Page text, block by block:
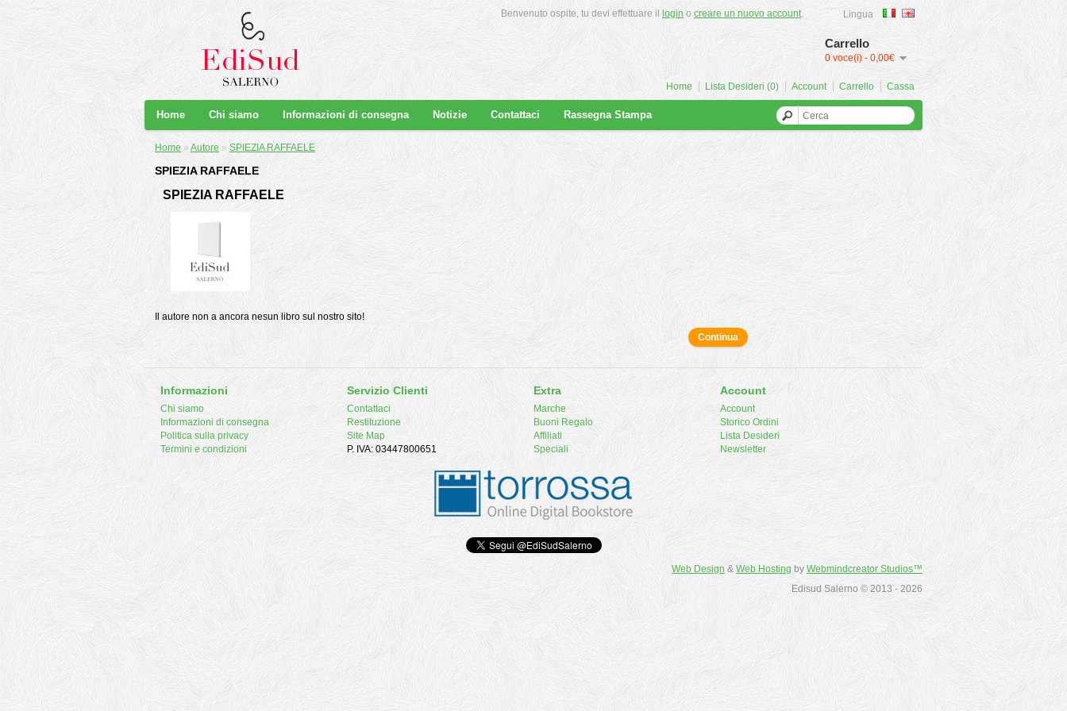
Lingua
Carrello
0 voce(i) - 0,00€
Benvenuto ospite, tu devi effettuare il login o creare un nuovo account.
Home Lista Desideri (0) Account Carrello Cassa
Home Chi siamo Informazioni di consegna Notizie Contattaci Rassegna Stampa
Home » Autore » SPIEZIA RAFFAELE
SPIEZIA RAFFAELE
SPIEZIA RAFFAELE
Il autore non a ancora nesun libro sul nostro sito!
Continua
Informazioni
Chi siamo
Informazioni di consegna
Politica sulla privacy
Termini e condizioni
Servizio Clienti
Contattaci
Restituzione
Site Map
P. IVA: 03447800651
Extra
Marche
Buoni Regalo
Affiliati
Speciali
Account
Account
Storico Ordini
Lista Desideri
Newsletter
Web Design & Web Hosting by Webmindcreator Studios™
Edisud Salerno © 2013 - 2026